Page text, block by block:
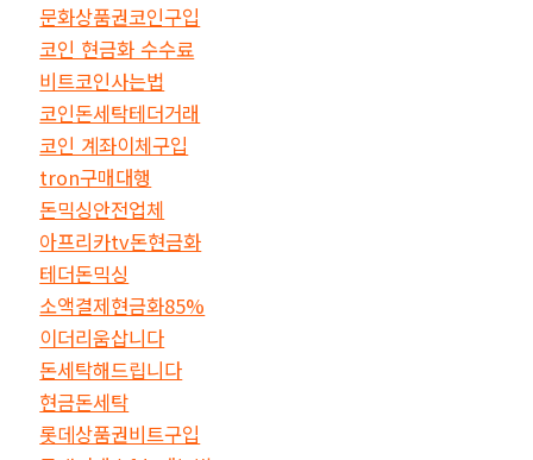
문화상품권코인구입
코인 현금화 수수료
비트코인사는법
코인돈세탁테더거래
코인 계좌이체구입
tron구매대행
돈믹싱안전업체
아프리카tv돈현금화
테더돈믹싱
소액결제현금화85%
이더리움삽니다
돈세탁해드립니다
현금돈세탁
롯데상품권비트구입